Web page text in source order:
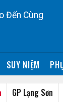
Đến Cùng
SUY NIỆM
GP Lạng Sơn